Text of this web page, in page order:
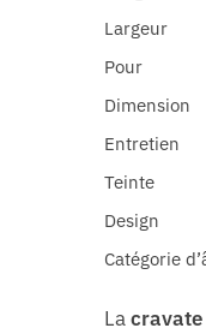
Largeur
Pour
Dimension
Entretien
Teinte
Design
Catégorie
Lacravate